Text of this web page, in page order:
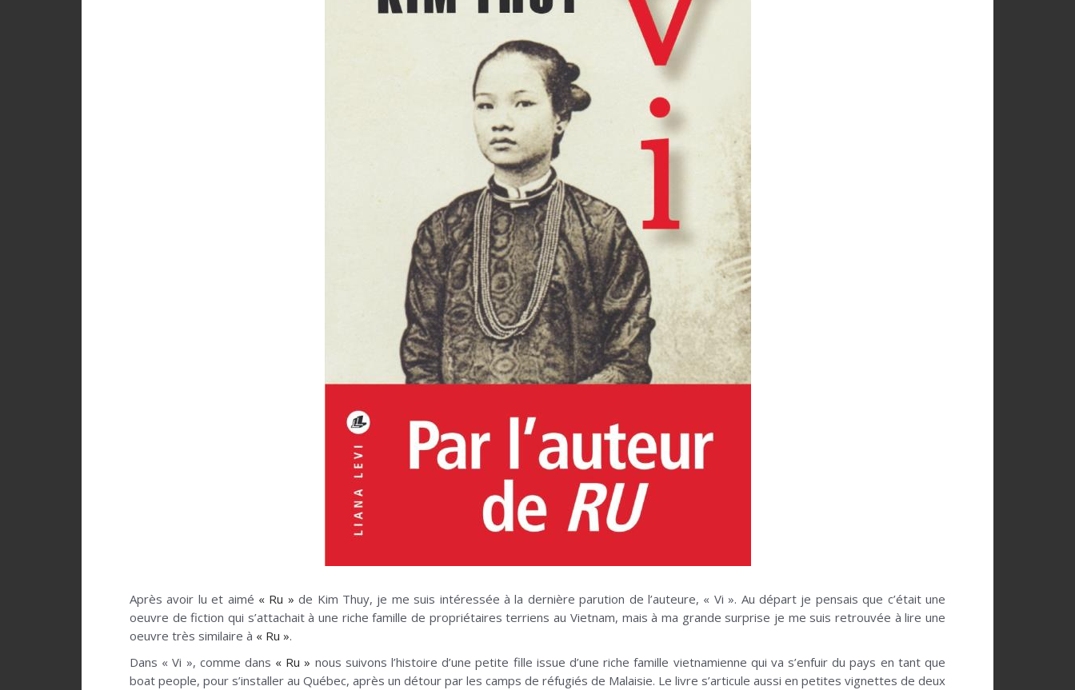
Après avoir lu et aimé « Ru » de Kim Thuy, je me suis intéressée à la dernière parution de l’auteure, « Vi ». Au départ je pensais que c’était une
oeuvre de fiction qui s’attachait à une riche famille de propriétaires terriens au Vietnam, mais à ma grande surprise je me suis retrouvée à lire une
oeuvre très similaire à « Ru ».
Dans « Vi », comme dans « Ru » nous suivons l’histoire d’une petite fille issue d’une riche famille vietnamienne qui va s’enfuir du pays en tant que
boat people, pour s’installer au Québec, après un détour par les camps de réfugiés de Malaisie. Le livre s’articule aussi en petites vignettes de deux